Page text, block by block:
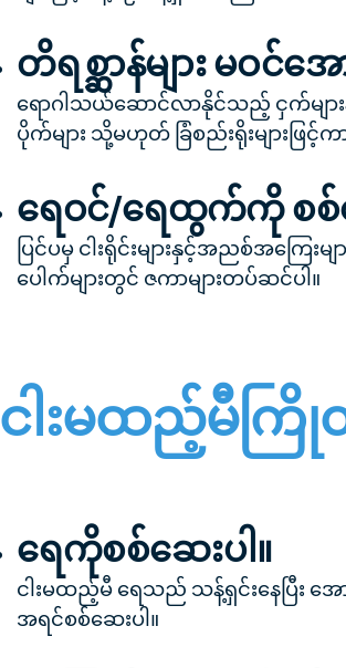
တိရစ္ဆာန်များ မဝင်
ရောဂါသယ်ဆောင်လာနိုင်သည့် ငှက်များနှ
ပိုက်များ သို့မဟုတ် ခြံစည်းရိုးများဖြင့်
ရေဝင်/ရေထွက်ကို စစ်
ပြင်ပမှ ငါးရိုင်းများနှင့်အညစ်အကြေး
ပေါက်များတွင် ဇကာများတပ်ဆင်ပါ။
ငါးမထည့်မီကြို
ရေကိုစစ်ဆေးပါ။
ငါးမထည့်မီ ရေသည် သန့်ရှင်းနေပြီး
အရင်စစ်ဆေးပါ။